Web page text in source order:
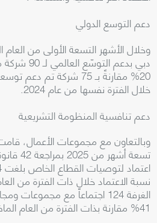
دعم التوسع الدولي
وخلال الأشهر التسعة الأولى من العام
دبي بدعم
20% مقارنةً بـ 75 شركة
خلال الفترة نفسها من عام 2024.
دعم تنافسية المنظومة التشريعية
وبالتعاون مع مجموعات الأعمال،
تسعة
نسبة الاعتماد خلال ذات الفترة من
الغرفة 124 اجتماعاً مع
41% مقارنة بذات الفترة من العام الماضي.